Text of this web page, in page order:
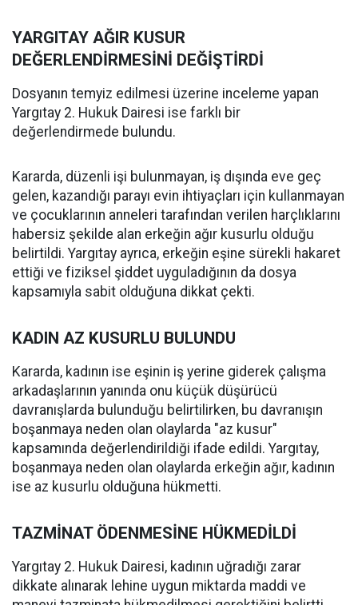
YARGITAY AĞIR KUSUR
DEĞERLENDİRMESİNİ DEĞİŞTİRDİ
Dosyanın temyiz edilmesi üzerine inceleme yapan
Yargıtay 2. Hukuk Dairesi ise farklı bir
değerlendirmede bulundu.
Kararda, düzenli işi bulunmayan, iş dışında eve geç
gelen, kazandığı parayı evin ihtiyaçları için kullanmayan
ve çocuklarının anneleri tarafından verilen harçlıklarını
habersiz şekilde alan erkeğin ağır kusurlu olduğu
belirtildi. Yargıtay ayrıca, erkeğin eşine sürekli hakaret
ettiği ve fiziksel şiddet uyguladığının da dosya
kapsamıyla sabit olduğuna dikkat çekti.
KADIN AZ KUSURLU BULUNDU
Kararda, kadının ise eşinin iş yerine giderek çalışma
arkadaşlarının yanında onu küçük düşürücü
davranışlarda bulunduğu belirtilirken, bu davranışın
boşanmaya neden olan olaylarda "az kusur"
kapsamında değerlendirildiği ifade edildi. Yargıtay,
boşanmaya neden olan olaylarda erkeğin ağır, kadının
ise az kusurlu olduğuna hükmetti.
TAZMİNAT ÖDENMESİNE HÜKMEDİLDİ
Yargıtay 2. Hukuk Dairesi, kadının uğradığı zarar
dikkate alınarak lehine uygun miktarda maddi ve